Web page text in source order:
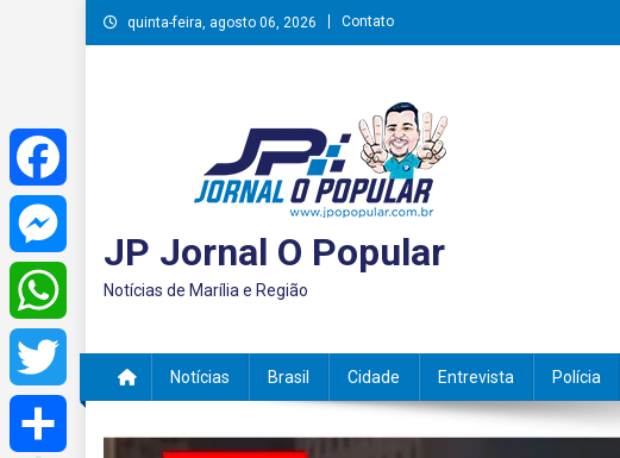
Skip
to
quinta-feira, agosto 06, 2026 Contato
JP Jornal O Popular
Notícias de Marília e Região
Notícias Brasil Cidade Entrevista Polícia
Facebook
Messenger
WhatsApp
Twitter